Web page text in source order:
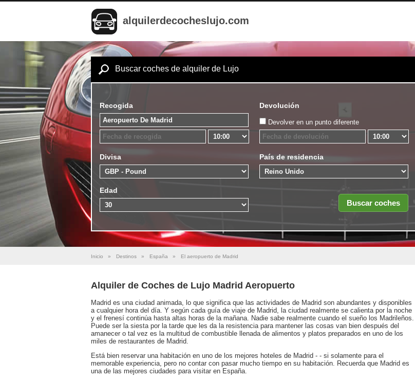
alquilerdecocheslujo.com
Buscar coches de alquiler de Lujo
Recogida Devolución
Devolver en un punto diferente
Divisa País de residencia
Edad
Inicio » Destinos » España » El aeropuerto de Madrid
Alquiler de Coches de Lujo Madrid Aeropuerto
Madrid es una ciudad animada, lo que significa que las actividades de Madrid son abundantes y disponibles
a cualquier hora del día. Y según cada guía de viaje de Madrid, la ciudad realmente se calienta por la noche
y el frenesí continúa hasta altas horas de la mañana. Nadie sabe realmente cuando el sueño los Madrileños.
Puede ser la siesta por la tarde que les da la resistencia para mantener las cosas van bien después del
amanecer o tal vez es la multitud de combustible llenada de alimentos y platos preparados en uno de los
miles de restaurantes de Madrid.
Está bien reservar una habitación en uno de los mejores hoteles de Madrid - - si solamente para el
memorable experiencia, pero no contar con pasar mucho tiempo en su habitación. Recuerda que Madrid es
una de las mejores ciudades para visitar en España.